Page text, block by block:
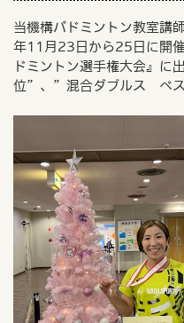
当機構バドミントン教室講
年11月23日から25日に開
ドミントン選手権大会』
位”、”混合ダブルス ベス